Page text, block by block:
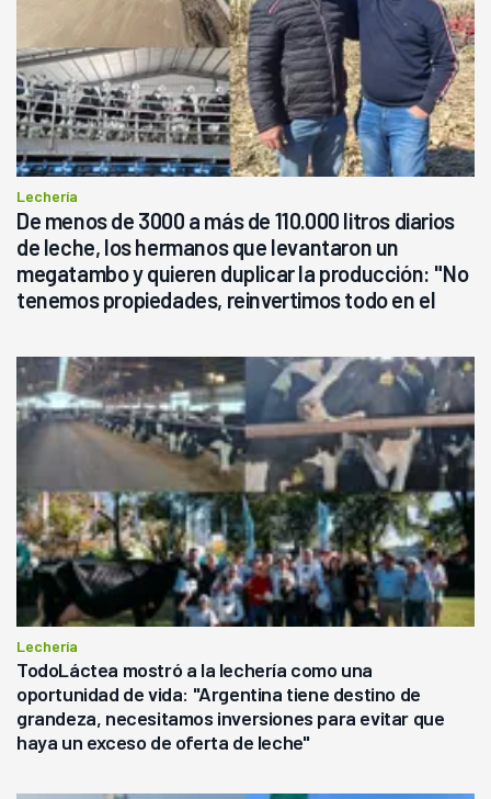
Lechería
De menos de 3000 a más de 110.000 litros diarios
de leche, los hermanos que levantaron un
megatambo y quieren duplicar la producción: "No
tenemos propiedades, reinvertimos todo en el
Lechería
TodoLáctea mostró a la lechería como una
oportunidad de vida: "Argentina tiene destino de
grandeza, necesitamos inversiones para evitar que
haya un exceso de oferta de leche"